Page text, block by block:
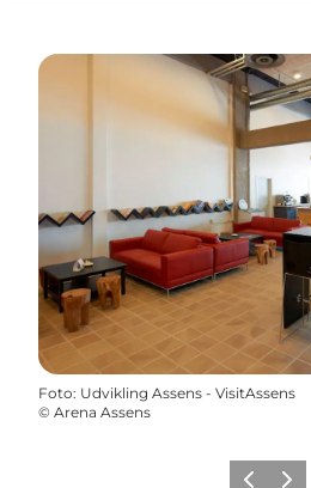
Foto: Udvikling Assens - VisitAssens
© Arena Assens